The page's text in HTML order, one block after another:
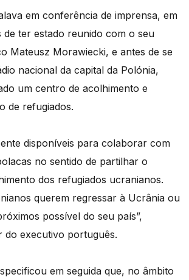
em conferência de imprensa, em
de ter estado reunido com o seu
Mateusz Morawiecki, e antes de se
nacional da capital da Polónia,
um centro de acolhimento e
de refugiados.
disponíveis para colaborar com
no sentido de partilhar o
dos refugiados ucranianos.
querem regressar à Ucrânia ou
possível do seu país”,
do executivo português.
em seguida que, no âmbito